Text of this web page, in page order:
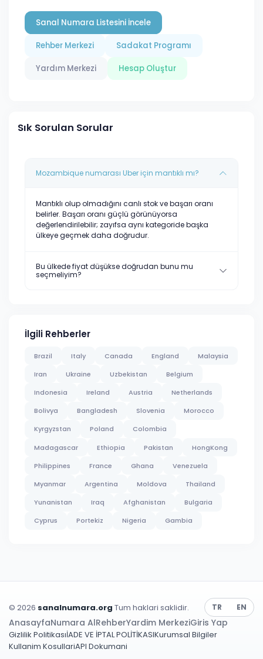
Sanal Numara Listesini İncele
Rehber Merkezi Sadakat Programı
Yardım Merkezi Hesap Oluştur
Sık Sorulan Sorular
Mozambique numarası Uber için mantıklı mı?
Mantıklı olup olmadığını canlı stok ve başarı oranı
belirler. Başarı oranı güçlü görünüyorsa
değerlendirilebilir; zayıfsa aynı kategoride başka
ülkeye geçmek daha doğrudur.
Bu ülkede fiyat düşükse doğrudan bunu mu
seçmeliyim?
İlgili Rehberler
Brazil Italy Canada England
Malaysia
Iran
Ukraine Uzbekistan
Belgium
Indonesia
Ireland Austria
Netherlands
Bolivya
Bangladesh Slovenia
Morocco
Kyrgyzstan
Poland
Colombia
Madagascar
Ethiopia Pakistan
HongKong
Philippines
France Ghana
Venezuela
Myanmar
Argentina Moldova
Thailand
Yunanistan
Iraq Afghanistan
Bulgaria
Cyprus
Portekiz Nigeria Gambia
© 2026 sanalnumara.org Tum haklari saklidir. TR EN
AnasayfaNumara AlRehberYardim MerkeziGiris Yap
Gizlilik PolitikasıİADE VE İPTAL POLİTİKASIKurumsal Bilgiler
Kullanim KosullariAPI Dokumani